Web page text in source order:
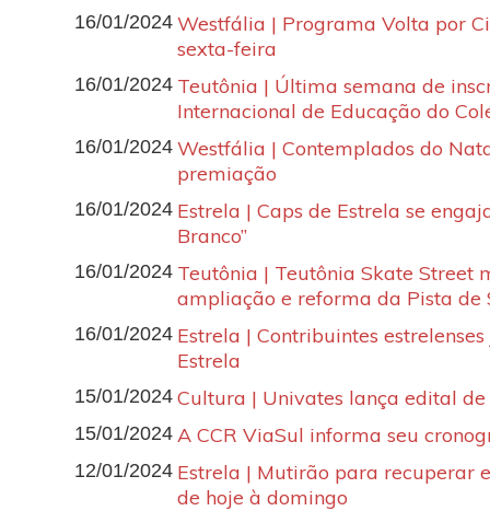
16/01/2024 Westfália | Programa Volta por
sexta-feira
16/01/2024 Teutônia | Última semana de
Internacional de Educação do
16/01/2024 Westfália | Contemplados do
premiação
16/01/2024 Estrela | Caps de Estrela se
Branco”
16/01/2024 Teutônia | Teutônia Skate Street
ampliação e reforma da Pista de
16/01/2024 Estrela | Contribuintes
Estrela
15/01/2024 Cultura | Univates lança edital
15/01/2024 A CCR ViaSul informa seu
12/01/2024 Estrela | Mutirão para recuperar
de hoje à domingo